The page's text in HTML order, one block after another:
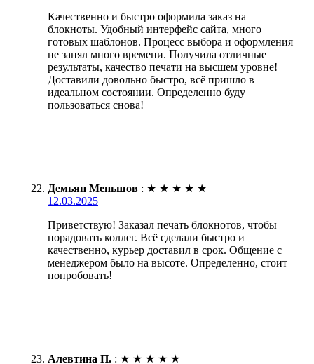
Качественно и быстро оформила заказ на
блокноты. Удобный интерфейс сайта, много
готовых шаблонов. Процесс выбора и оформления
не занял много времени. Получила отличные
результаты, качество печати на высшем уровне!
Доставили довольно быстро, всё пришло в
идеальном состоянии. Определенно буду
пользоваться снова!
Демьян Меньшов : ★ ★ ★ ★ ★
12.03.2025
Приветствую! Заказал печать блокнотов, чтобы
порадовать коллег. Всё сделали быстро и
качественно, курьер доставил в срок. Общение с
менеджером было на высоте. Определенно, стоит
попробовать!
Алевтина П. : ★ ★ ★ ★ ★